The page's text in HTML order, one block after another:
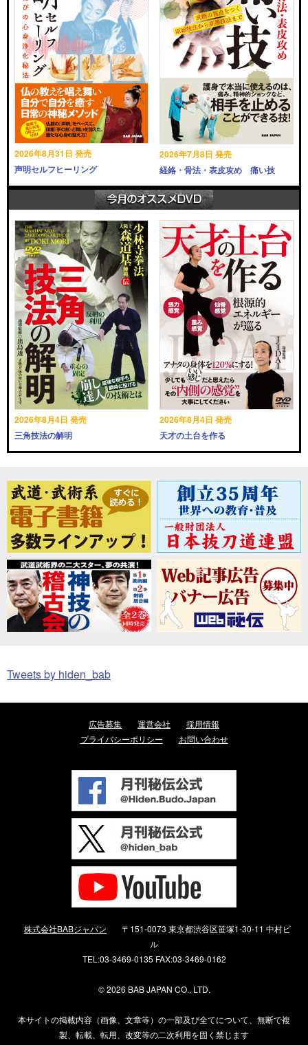
2026年8月31日 発売
声明セルフヒーリング
2026年7月8日 発売
経絡・骨法・表皮攻め 痛い技
2026年8月4日 発売
三角技法の解明
2026年8月4日 発売
天才の土台を作る
Tweets by hiden_bab
広告募集 運営会社
採用情報
プライバシーポリシー
お問い合わせ
株式会社BABジャパン
〒151-0073 東京都渋谷区笹塚1-30-11 中村ビ
ル
TEL:03-3469-0135 FAX:03-3469-0162
©2026 BAB JAPAN CO., LTD.
本サイトの掲載内容（画像、文章等）の一部及び全てについて、無断で複
製、転載、転用、改変等の二次利用を固く禁じます